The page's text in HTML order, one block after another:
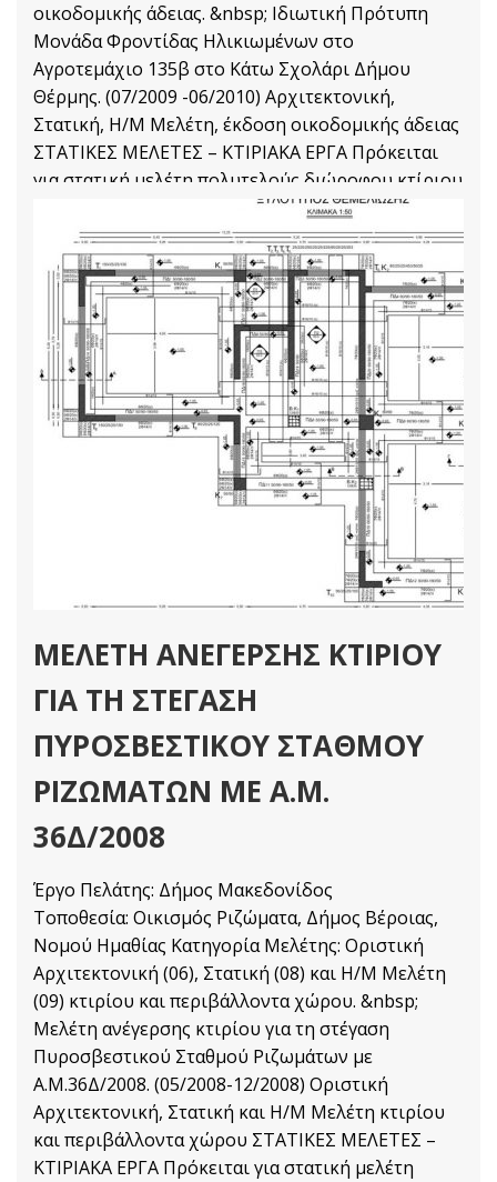
οικοδομικής άδειας. &nbsp; Ιδιωτική Πρότυπη
Μονάδα Φροντίδας Ηλικιωμένων στο
Αγροτεμάχιο 135β στο Κάτω Σχολάρι Δήμου
Θέρμης. (07/2009 -06/2010) Αρχιτεκτονική,
Στατική, Η/Μ Μελέτη, έκδοση οικοδομικής άδειας
ΣΤΑΤΙΚΕΣ ΜΕΛΕΤΕΣ – ΚΤΙΡΙΑΚΑ ΕΡΓΑ Πρόκειται
για στατική μελέτη πολυτελούς διώροφου κτίριου
με υπόγειο συνολικής επιφάνειας 2.700τμ
Στατικές Μελέτες
Διαβάστε Περισσότερα
ΜΕΛΕΤΗ ΑΝΕΓΕΡΣΗΣ ΚΤΙΡΙΟΥ
ΓΙΑ ΤΗ ΣΤΕΓΑΣΗ
ΠΥΡΟΣΒΕΣΤΙΚΟΥ ΣΤΑΘΜΟΥ
ΡΙΖΩΜΑΤΩΝ ΜΕ Α.Μ.
36Δ/2008
Έργο Πελάτης: Δήμος Μακεδονίδος
Τοποθεσία: Οικισμός Ριζώματα, Δήμος Βέροιας,
Νομού Ημαθίας Κατηγορία Μελέτης: Οριστική
Αρχιτεκτονική (06), Στατική (08) και Η/Μ Μελέτη
(09) κτιρίου και περιβάλλοντα χώρου. &nbsp;
Μελέτη ανέγερσης κτιρίου για τη στέγαση
Πυροσβεστικού Σταθμού Ριζωμάτων με
Α.Μ.36Δ/2008. (05/2008-12/2008) Οριστική
Αρχιτεκτονική, Στατική και Η/Μ Μελέτη κτιρίου
και περιβάλλοντα χώρου ΣΤΑΤΙΚΕΣ ΜΕΛΕΤΕΣ –
ΚΤΙΡΙΑΚΑ ΕΡΓΑ Πρόκειται για στατική μελέτη